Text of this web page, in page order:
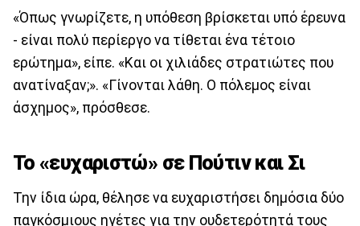
«Όπως γνωρίζετε, η υπόθεση βρίσκεται υπό έρευνα
- είναι πολύ περίεργο να τίθεται ένα τέτοιο
ερώτημα», είπε. «Και οι χιλιάδες στρατιώτες που
ανατίναξαν;». «Γίνονται λάθη. Ο πόλεμος είναι
άσχημος», πρόσθεσε.
Το «ευχαριστώ» σε Πούτιν και Σι
Την ίδια ώρα, θέλησε να ευχαριστήσει δημόσια δύο
παγκόσμιους ηγέτες για την ουδετερότητά τους